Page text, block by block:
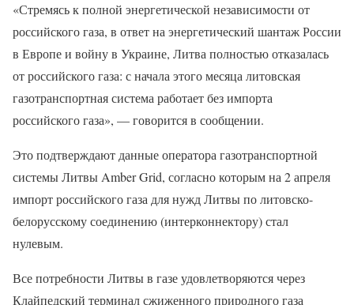
«Стремясь к полной энергетической независимости от
российского газа, в ответ на энергетический шантаж России
в Европе и войну в Украине, Литва полностью отказалась
от российского газа: с начала этого месяца литовская
газотранспортная система работает без импорта
российского газа», — говорится в сообщении.
Это подтверждают данные оператора газотранспортной
системы Литвы Amber Grid, согласно которым на 2 апреля
импорт российского газа для нужд Литвы по литовско-
белорусскому соединению (интерконнектору) стал
нулевым.
Все потребности Литвы в газе удовлетворяются через
Клайпедский терминал сжиженного природного газа